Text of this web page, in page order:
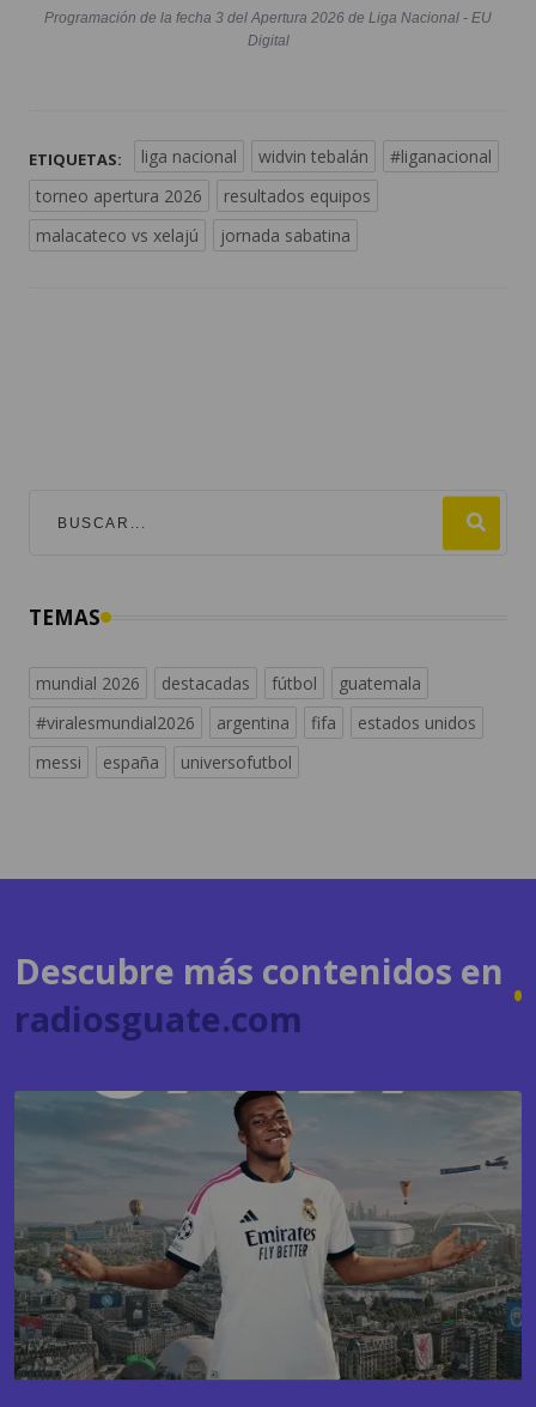
Programación de la fecha 3 del Apertura 2026 de Liga Nacional - EU
Digital
ETIQUETAS: liga nacional widvin tebalán
#liganacional
torneo apertura 2026
resultados equipos
malacateco vs xelajú
jornada sabatina
mundial 2026
messi
españa universofutbol
radiosguate.com
GAMING